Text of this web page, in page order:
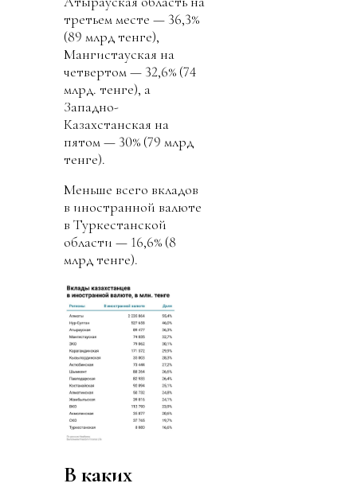
третьем месте — 36,3%
(89 млрд тенге),
Мангистауская на
четвертом — 32,6% (74
млрд. тенге), а
Западно-
Казахстанская на
пятом — 30% (79 млрд
тенге).
Меньше всего вкладов
в иностранной валюте
в Туркестанской
области — 16,6% (8
млрд тенге).
В каких